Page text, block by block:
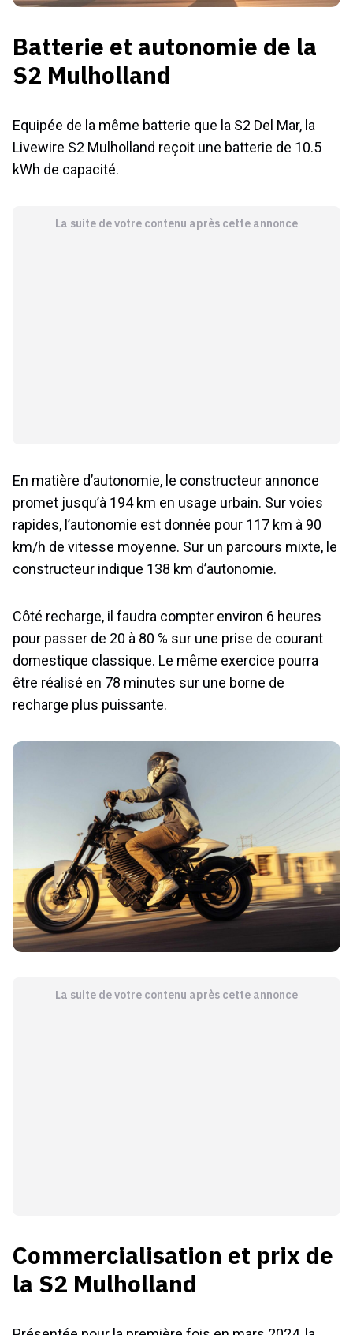
Batterie et autonomie de la
S2 Mulholland
Equipée de la même batterie que la S2 Del Mar, la
Livewire S2 Mulholland reçoit une batterie de 10.5
kWh de capacité.
La suite de votre contenu après cette annonce
En matière d’autonomie, le constructeur annonce
promet jusqu’à 194 km en usage urbain. Sur voies
rapides, l’autonomie est donnée pour 117 km à 90
km/h de vitesse moyenne. Sur un parcours mixte, le
constructeur indique 138 km d’autonomie.
Côté recharge, il faudra compter environ 6 heures
pour passer de 20 à 80 % sur une prise de courant
domestique classique. Le même exercice pourra
être réalisé en 78 minutes sur une borne de
recharge plus puissante.
La suite de votre contenu après cette annonce
Commercialisation et prix de
la S2 Mulholland